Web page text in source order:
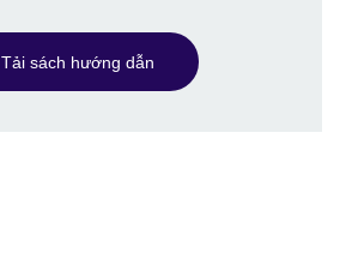
Tải sách hướng dẫn